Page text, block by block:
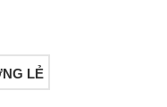
LẺ